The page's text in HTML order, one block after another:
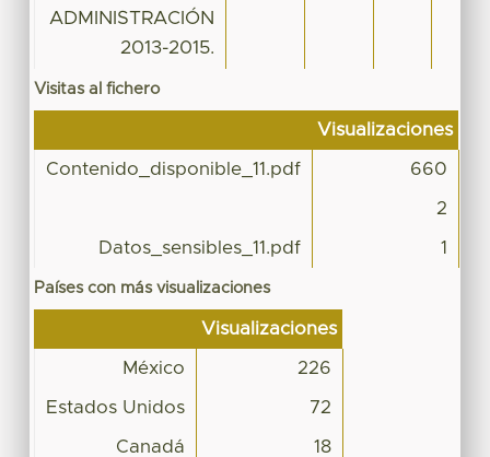
ADMINISTRACIÓN
2013-2015.
Visitas al fichero
Visualizaciones
Contenido_disponible_11.pdf 660
2
Datos_sensibles_11.pdf 1
Países con más visualizaciones
Visualizaciones
México 226
Estados Unidos 72
Canadá 18